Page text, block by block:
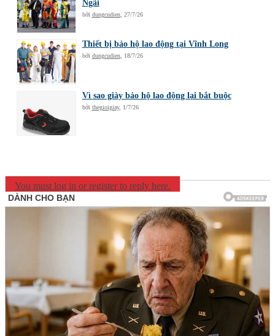
Ngãi
bởi dungcudien, 27/7/26
Thiết bị bảo hộ lao động tại Vĩnh Long
bởi dungcudien, 18/7/26
Vì sao giày bảo hộ lao động lại bắt buộc
bởi thegioigiay, 1/7/26
You must log in or register to reply here.